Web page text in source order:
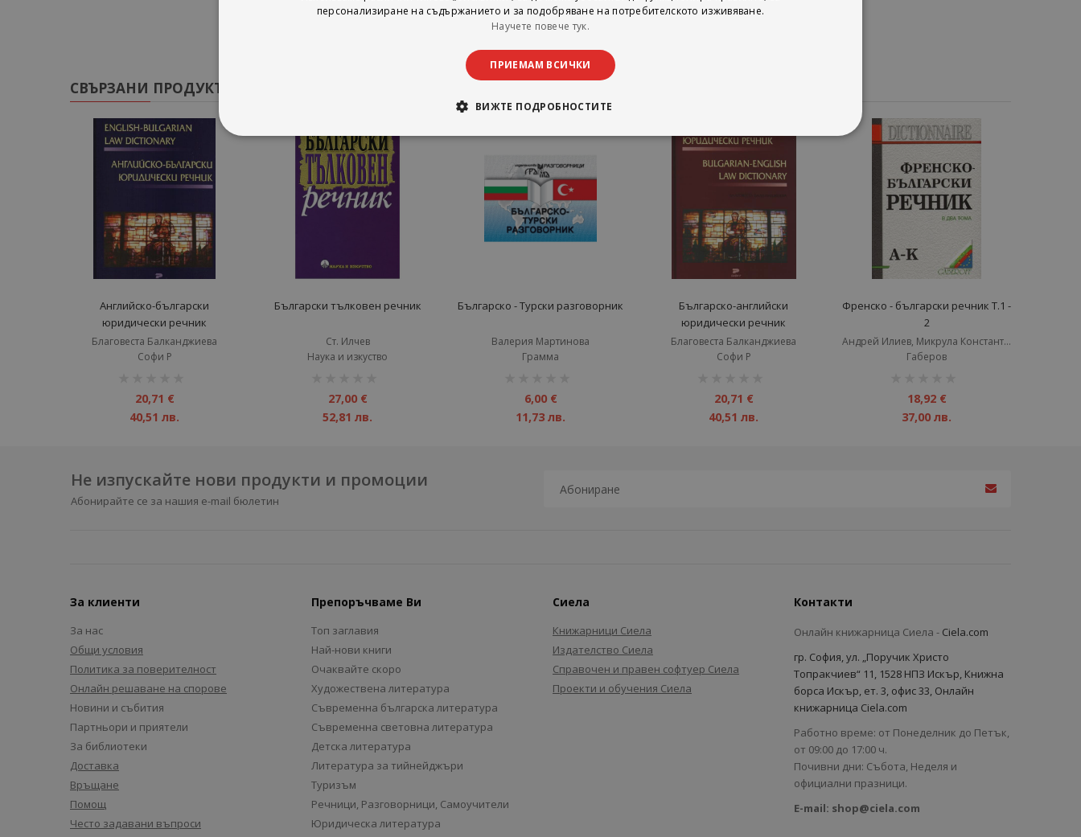
СВЪРЗАНИ ПРОДУКТИ
Английско-български
юридически речник
Благовеста Балканджиева
Софи Р
20,71 €
40,51 лв.
Български тълковен речник
Ст. Илчев
Наука и изкуство
27,00 €
52,81 лв.
Българско - Турски разговорник
Валерия Мартинова
Грамма
6,00 €
11,73 лв.
Българско-английски
юридически речник
Благовеста Балканджиева
Софи Р
20,71 €
40,51 лв.
Френско - български речник Т.1 -
2
Андрей Илиев, Микрула Константинова
Габеров
18,92 €
37,00 лв.
Не изпускайте нови продукти и промоции
Абонирайте се за нашия e-mail бюлетин
За клиенти
За нас
Общи условия
Политика за поверителност
Онлайн решаване на спорове
Новини и събития
Партньори и приятели
За библиотеки
Доставка
Връщане
Помощ
Често задавани въпроси
Препоръчваме Ви
Топ заглавия
Най-нови книги
Очаквайте скоро
Художествена литература
Съвременна българска литература
Съвременна световна литература
Детска литература
Литература за тийнейджъри
Туризъм
Речници, Разговорници, Самоучители
Юридическа литература
Сиела
Книжарници Сиела
Издателство Сиела
Справочен и правен софтуер Сиела
Проекти и обучения Сиела
Контакти
Онлайн книжарница Сиела - Ciela.com
гр. София, ул. „Поручик Христо
Топракчиев“ 11, 1528 НПЗ Искър, Книжна
борса Искър, ет. 3, офис 33, Онлайн
книжарница Ciela.com
Работно време: от Понеделник до Петък,
от 09:00 до 17:00 ч.
Почивни дни: Събота, Неделя и
официални празници.
E-mail: shop@ciela.com
персонализиране на съдържанието и за подобряване на потребителското изживяване.
Научете повече тук.
ПРИЕМАМ ВСИЧКИ
ВИЖТЕ ПОДРОБНОСТИТЕ